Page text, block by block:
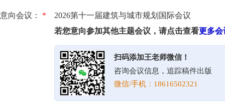
意向会议： *
2026第十一届建筑与城市规划国际会议
若您意向参加其他主题会议，请点击查看更多会
扫码添加王老师微信！
咨询会议信息，追踪稿件出版
微信/手机：18616502321